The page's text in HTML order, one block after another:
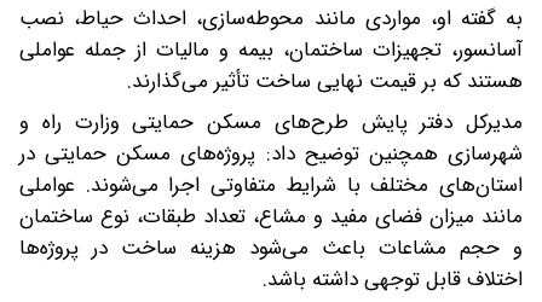
به گفته او، مواردی مانند محوطه‌سازی، احداث حیاط، نصب
آسانسور، تجهیزات ساختمان، بیمه و مالیات از جمله عواملی
هستند که بر قیمت نهایی ساخت تأثیر می‌گذارند.
مدیرکل دفتر پایش طرح‌های مسکن حمایتی وزارت راه و
شهرسازی همچنین توضیح داد: پروژه‌های مسکن حمایتی در
استان‌های مختلف با شرایط متفاوتی اجرا می‌شوند. عواملی
مانند میزان فضای مفید و مشاع، تعداد طبقات، نوع ساختمان
و حجم مشاعات باعث می‌شود هزینه ساخت در پروژه‌ها
اختلاف قابل توجهی داشته باشد.